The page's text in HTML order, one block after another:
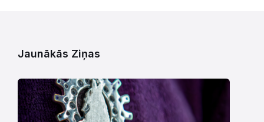
Jaunākās Ziņas